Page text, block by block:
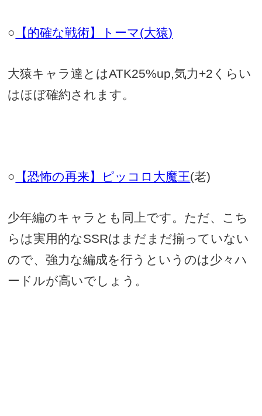
○ 【的確な戦術】トーマ(大猿)
大猿キャラ達とはATK25%up,気力+2 くらい
はほぼ確約されます。
○ 【恐怖の再来】ピッコロ大魔王(老)
少年編のキャラとも同上です。ただ、こち
らは実用的なSSRはまだまだ揃っていない
ので、強力な編成を行うというのは少々ハ
ードルが高いでしょう。